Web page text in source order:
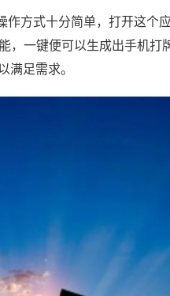
作方式十分简单，打开这个
，一键便可以生成出手机打
满足需求。